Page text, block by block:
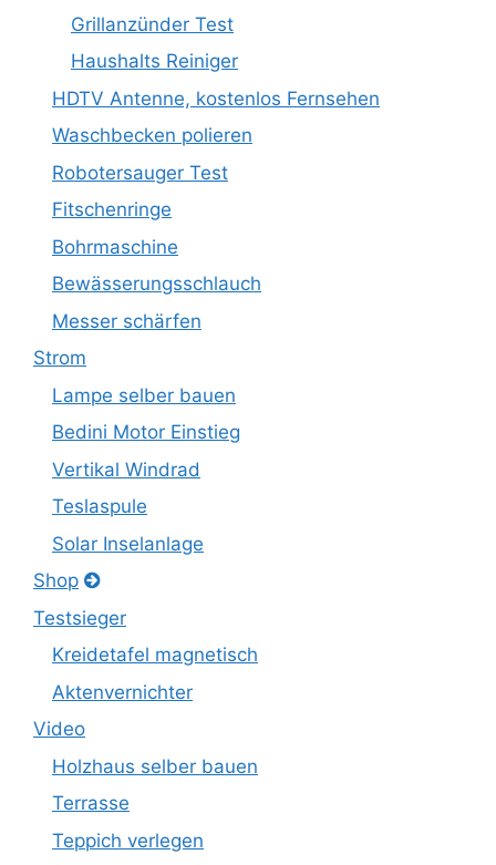
Grillanzünder Test
Haushalts Reiniger
HDTV Antenne, kostenlos Fernsehen
Waschbecken polieren
Robotersauger Test
Fitschenringe
Bohrmaschine
Bewässerungsschlauch
Messer schärfen
Strom
Lampe selber bauen
Bedini Motor Einstieg
Vertikal Windrad
Teslaspule
Solar Inselanlage
Shop
Testsieger
Kreidetafel magnetisch
Aktenvernichter
Video
Holzhaus selber bauen
Terrasse
Teppich verlegen